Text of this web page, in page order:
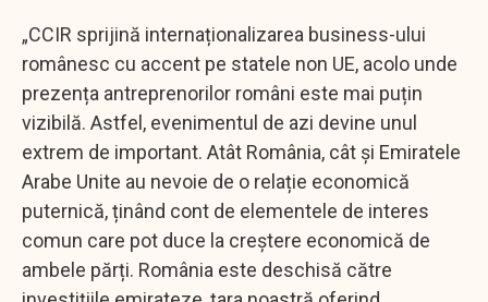
„CCIR sprijină internaționalizarea business-ului
românesc cu accent pe statele non UE, acolo unde
prezența antreprenorilor români este mai puțin
vizibilă. Astfel, evenimentul de azi devine unul
extrem de important. Atât România, cât și Emiratele
Arabe Unite au nevoie de o relație economică
puternică, ținând cont de elementele de interes
comun care pot duce la creștere economică de
ambele părți. România este deschisă către